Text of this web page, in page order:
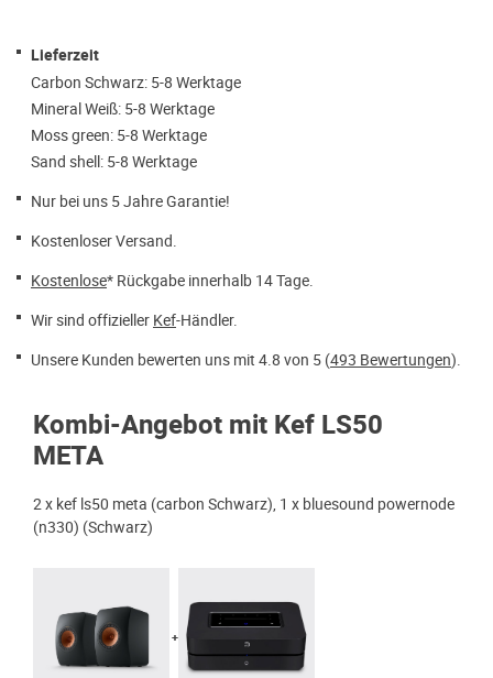
Lieferzeit
Carbon Schwarz: 5-8 Werktage
Mineral Weiß: 5-8 Werktage
Moss green: 5-8 Werktage
Sand shell: 5-8 Werktage
Nur bei uns 5 Jahre Garantie!
Kostenloser Versand.
Kostenlose* Rückgabe innerhalb 14 Tage.
Wir sind offizieller Kef-Händler.
Unsere Kunden bewerten uns mit 4.8 von 5 (493 Bewertungen).
Kombi-Angebot mit Kef LS50
META
2 x kef ls50 meta (carbon Schwarz), 1 x bluesound powernode
(n330) (Schwarz)